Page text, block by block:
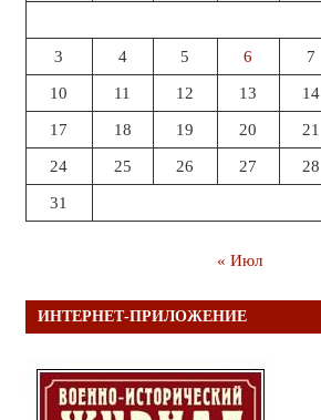
3 4 5 6 7
10 11 12 13 14
17 18 19 20 21
24 25 26 27 28
31
« Июл
ИНТЕРНЕТ-ПРИЛОЖЕНИЕ